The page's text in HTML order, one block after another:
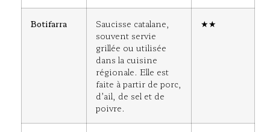
Botifarra
Saucisse catalane,
souvent servie
grillée ou utilisée
dans la cuisine
régionale. Elle est
faite à partir de porc,
d’ail, de sel et de
poivre.
★★